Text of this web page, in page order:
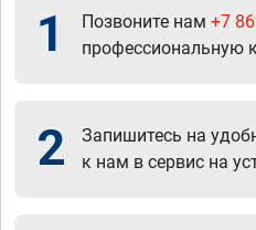
1 Позвоните нам +7
профессиональную
2
Запишитесь на
к нам в сервис на